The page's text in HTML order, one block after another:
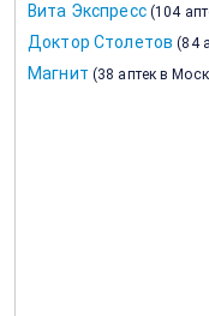
Вита Экспресс (104
Доктор Столетов (84
Магнит (38 аптек в